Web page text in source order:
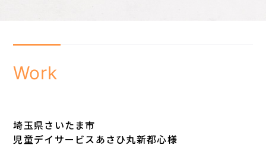
Work
埼玉県さいたま市
児童デイサービスあさひ丸新都心様